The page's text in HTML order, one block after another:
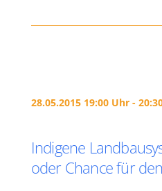
28.05.2015 19:00 Uhr -
Indigene
oder Chance für